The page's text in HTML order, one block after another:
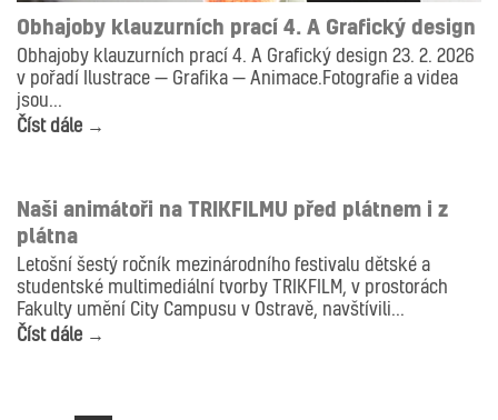
Obhajoby klauzurních prací 4. A Grafický design
Obhajoby klauzurních prací 4. A Grafický design 23. 2. 2026
v pořadí Ilustrace — Grafika — Animace.Fotografie a videa
jsou...
Číst dále →
Naši animátoři na TRIKFILMU před plátnem i z
plátna
Letošní šestý ročník mezinárodního festivalu dětské a
studentské multimediální tvorby TRIKFILM, v prostorách
Fakulty umění City Campusu v Ostravě, navštívili...
Číst dále →